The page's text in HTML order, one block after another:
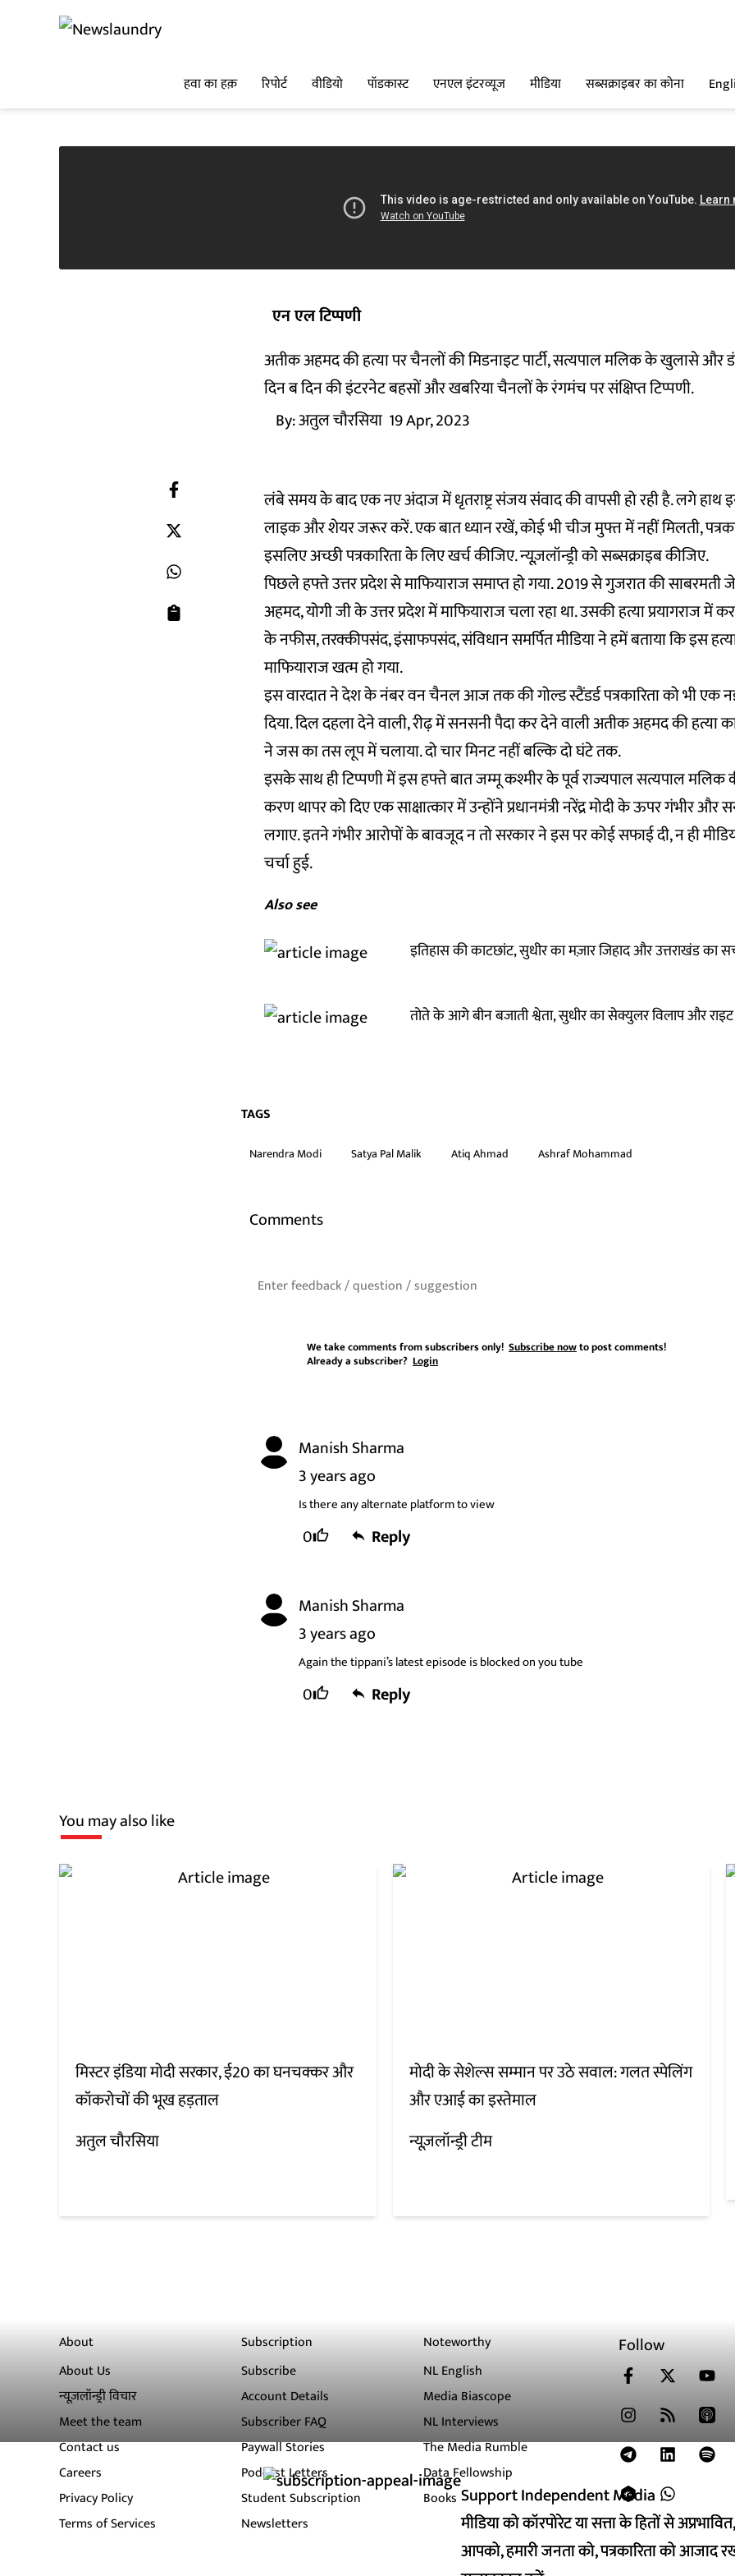
हवा का हक़ रिपोर्ट वीडियो पॉडकास्ट एनएल इंटरव्यूज मीडिया सब्सक्राइबर का कोना
एन एल टिप्पणी
अतीक अहमद की हत्या पर चैनलों की मिडनाइट पार्टी, सत्यपाल मलिक के खुलासे और
दिन ब दिन की इंटरनेट बहसों और खबरिया चैनलों के रंगमंच पर संक्षिप्त टिप्पणी.
By:अतुल चौरसिया 19 Apr, 2023
लंबे समय के बाद एक नए अंदाज में धृतराष्ट्र संजय संवाद की वापसी हो रही है. लगे हाथ
लाइक और शेयर जरूर करें. एक बात ध्यान रखें, कोई भी चीज मुफ्त में नहीं मिलती,
इसलिए अच्छी पत्रकारिता के लिए खर्च कीजिए. न्यूज़लॉन्ड्री कोसब्सक्राइबकीजिए.
पिछले हफ्ते उत्तर प्रदेश से माफियाराज समाप्त हो गया. 2019 से गुजरात की
अहमद, योगी जी के उत्तर प्रदेश में माफियाराज चला रहा था. उसकी हत्या प्रयागराज में
के नफीस, तरक्कीपसंद, इंसाफपसंद, संविधान समर्पित मीडिया ने हमें बताया कि इस
माफियाराज खत्म हो गया.
इस वारदात ने देश के नंबर वन चैनल आज तक की गोल्ड स्टैंडर्ड पत्रकारिता को भी एक
दिया. दिल दहला देने वाली, रीढ़ में सनसनी पैदा कर देने वाली अतीक अहमद की हत्या
ने जस का तस लूप में चलाया. दो चार मिनट नहीं बल्कि दो घंटे तक.
इसके साथ ही टिप्पणी में इस हफ्ते बात जम्मू कश्मीर के पूर्व राज्यपाल सत्यपाल मलिक
करण थापर को दिए एक साक्षात्कार में उन्होंने प्रधानमंत्री नरेंद्र मोदी के ऊपर गंभीर
लगाए. इतने गंभीर आरोपों के बावजूद न तो सरकार ने इस पर कोई सफाई दी, न ही
चर्चा हुई.
Support Independent Media
मीडिया को कॉरपोरेट या सत्ता के हितों से
आपको, हमारी जनता को, पत्रकारिता को
Support Independent Media
मीडिया को कॉरपोरेट या सत्ता के हितों से
आपको, हमारी जनता को, पत्रकारिता को
Also see
इतिहास की काटछांट, सुधीर का मज़ार जिहाद और उत्तराखंड का
तोते के आगे बीन बजाती श्वेता, सुधीर का सेक्युलर विलाप और
TAGS
Narendra Modi Satya Pal Malik Atiq Ahmad Ashraf Mohammad
Comments
We take comments from subscribers only! Subscribe nowto post comments!
Already a subscriber? Login
Manish Sharma
3 years ago
Is there any alternate platform to view
0 Reply
Manish Sharma
3 years ago
Again the tippani’s latest episode is blocked on you tube
0 Reply
You may also like
मिस्टर इंडिया मोदी सरकार, ई20 का घनचक्कर और
कॉकरोचों की भूख हड़ताल
अतुल चौरसिया
मोदी के सेशेल्स सम्मान पर उठे सवाल: गलत स्पेलिंग
और एआई का इस्तेमाल
न्यूज़लॉन्ड्री टीम
About
About Us
न्यूज़लॉन्ड्री विचार
Meet the team
Contact us
Careers
Privacy Policy
Terms of Services
Subscription
Subscribe
Account Details
Subscriber FAQ
Paywall Stories
Podcast Letters
Student Subscription
Newsletters
Noteworthy
NL English
Media Biascope
NL Interviews
The Media Rumble
Data Fellowship
Books
Follow